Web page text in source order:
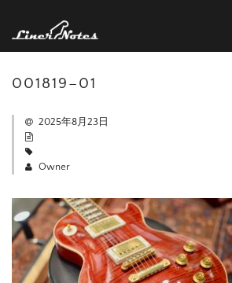
001819–01
2025年8月23日
Owner